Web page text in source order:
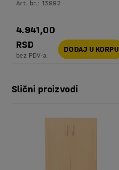
Art. br.:13992
4.941,00
RSD
bez PDV-a
DODAJ U KORPU
Slični proizvodi